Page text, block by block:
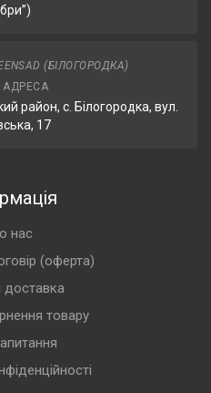
(БІЛОГОРОДКА)
район, с. Білогородка, вул.
17
нас
(оферта)
доставка
товару